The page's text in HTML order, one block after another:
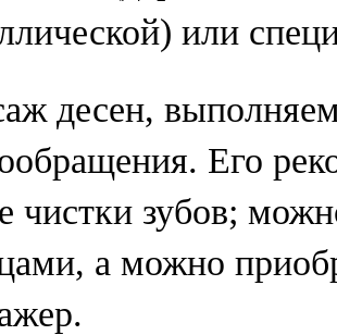
или
десен,
Его
чистки зубов;
а можно